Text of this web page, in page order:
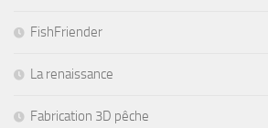
FishFriender
La renaissance
Fabrication 3D pêche